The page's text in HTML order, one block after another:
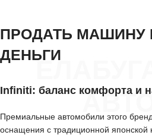
АВТО
ПРОДАТЬ МАШИНУ
ДЕНЬГИ
Infiniti: баланс комфорта и
Премиальные автомобили этого
оснащения с традиционной